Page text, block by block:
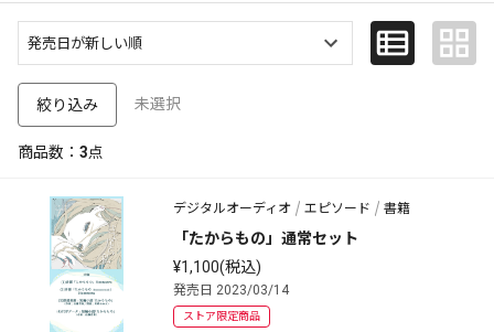
絞り込み 未選択
商品数： 3点
デジタルオーディオ エピソード 書籍
「たからもの」通常セット
¥1,100(税込)
発売日 2023/03/14
ストア限定商品